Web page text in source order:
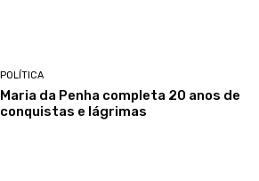
POLÍTICA
Maria da Penha completa 20 anos de
conquistas e lágrimas